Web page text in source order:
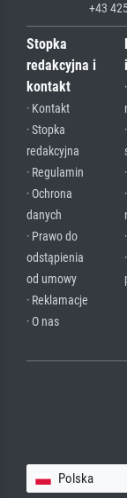
+43
Stopka
redakcyjna i
kontakt
· Kontakt
· Stopka
redakcyjna
· Regulamin
· Ochrona
danych
· Prawo do
odstąpienia
od umowy
· Reklamacje
· O nas
Polska